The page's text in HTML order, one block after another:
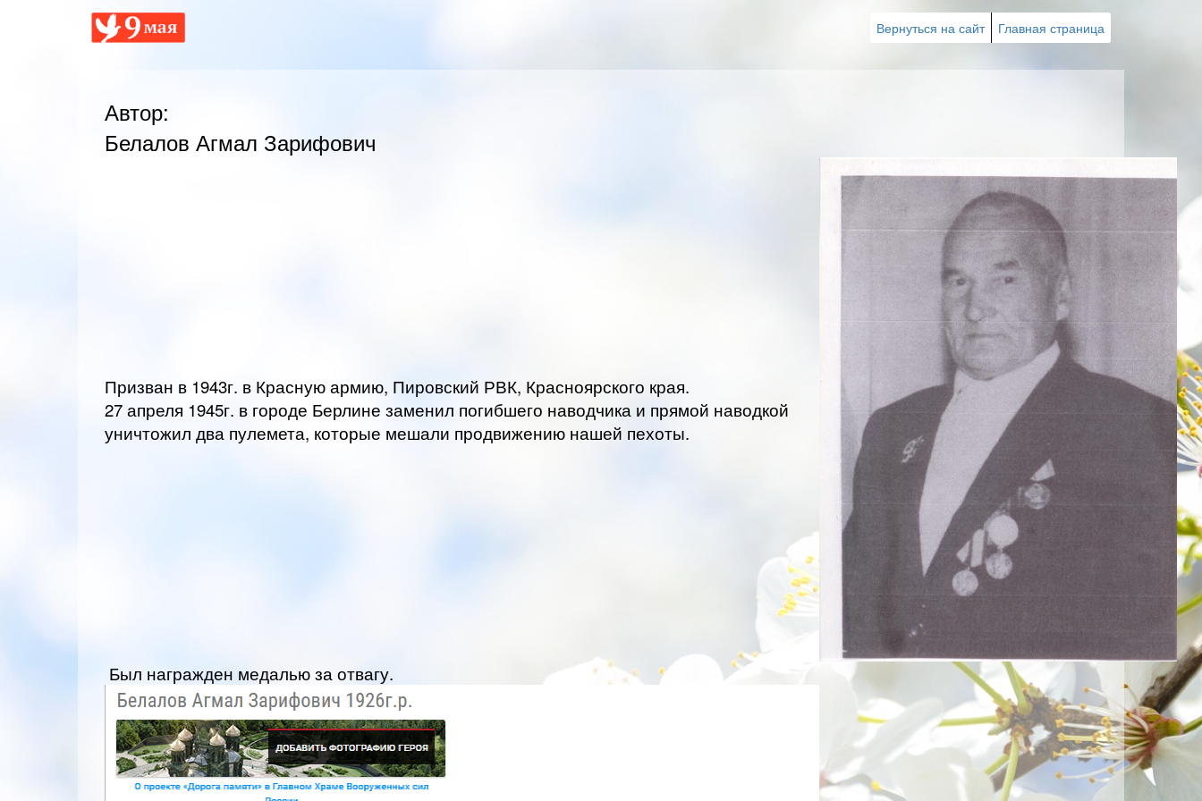
Вернуться на сайт Главная страница
Автор:
Белалов Агмал Зарифович
Призван в 1943г. в Красную армию, Пировский РВК, Красноярского края.
27 апреля 1945г. в городе Берлине заменил погибшего наводчика и прямой наводкой
уничтожил два пулемета, которые мешали продвижению нашей пехоты.
Был награжден медалью за отвагу.